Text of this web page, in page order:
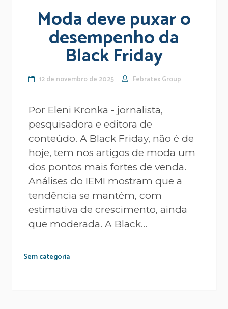
Moda deve puxar o
desempenho da
Black Friday
12 de novembro de 2025 Febratex Group
Por Eleni Kronka - jornalista,
pesquisadora e editora de
conteúdo. A Black Friday, não é de
hoje, tem nos artigos de moda um
dos pontos mais fortes de venda.
Análises do IEMI mostram que a
tendência se mantém, com
estimativa de crescimento, ainda
que moderada. A Black...
Sem categoria